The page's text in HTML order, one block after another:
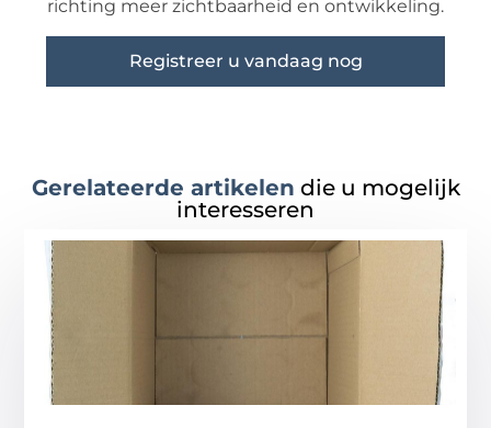
richting meer zichtbaarheid en ontwikkeling.
Registreer u vandaag nog
Gerelateerde artikelen die u mogelijk
interesseren